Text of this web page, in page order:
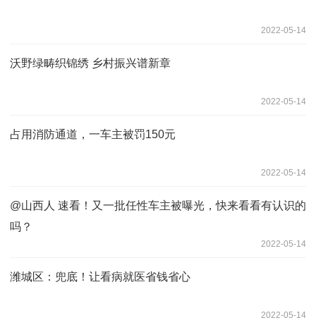
2022-05-14
沃野绿畴织锦绣 乡村振兴谱新章
2022-05-14
占用消防通道，一车主被罚150元
2022-05-14
@山西人 速看！又一批任性车主被曝光，快来看看有认识的
吗？
2022-05-14
潍城区：兜底！让看病就医省钱省心
2022-05-14